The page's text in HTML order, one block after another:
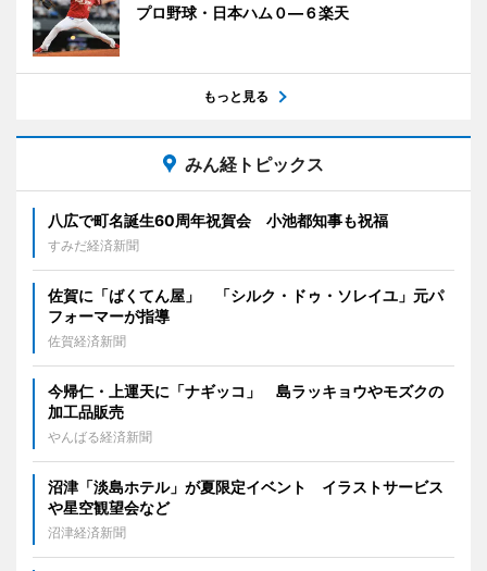
プロ野球・日本ハム０―６楽天
もっと見る
みん経トピックス
八広で町名誕生60周年祝賀会 小池都知事も祝福
すみだ経済新聞
佐賀に「ばくてん屋」 「シルク・ドゥ・ソレイユ」元パ
フォーマーが指導
佐賀経済新聞
今帰仁・上運天に「ナギッコ」 島ラッキョウやモズクの
加工品販売
やんばる経済新聞
沼津「淡島ホテル」が夏限定イベント イラストサービス
や星空観望会など
沼津経済新聞